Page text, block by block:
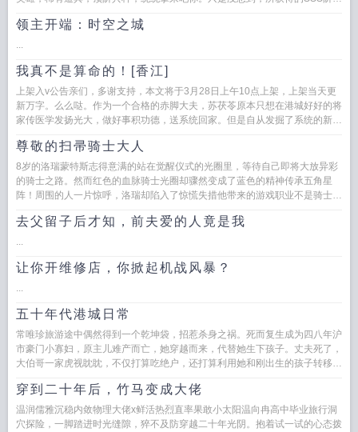
领主开端：时空之城
...
我真不是算命的！[香江]
上架入v公告亲们，多谢支持，本文将于3月28日上午10点上架，上架当天更
新万字。么么哒。作为一个合格的赤脚大夫，苏茯苓原本只想在港城好好的将
家传医学发扬光大，做好事积功德，送系统回家。但是自从发掘了系统的新用
尊敬的扫帚骑士大人
8岁的洛瑞蒙特斯志得意满的站在觉醒仪式的光圈里，等待自己即将大放异彩
的骑士之路。然而红色的血脉骑士光圈却骤然变成了蓝色的精神传承五角星
阵！周围的人一片惊呼，洛瑞却陷入了惊慌失措他带来的游戏职业不是骑士
去父留子后才知，前夫爱的人竟是我
...
让你开维修店，你掀起机战风暴？
...
五十年代港城日常
常唯珍旅游途中偶然得到一个乾坤袋，招惹杀身之祸。死而复生成为四八年沪
市豪门小寡妇，原主儿难产而亡，她穿越而来，代替她生下孩子。丈夫死了，
大伯哥一家虎视眈眈，不仅打算吃绝户，还打算利用她和刚出生的孩子转移其
穿到二十年后，竹马变成大佬
温润儒雅沉稳内敛物理大佬x鲜活热烈直率果敢小太阳温向冉高中毕业旅行洞
穴探险，一脚踏进时光缝隙，猝不及防穿越二十年光阴。抱着试一试的心态拨